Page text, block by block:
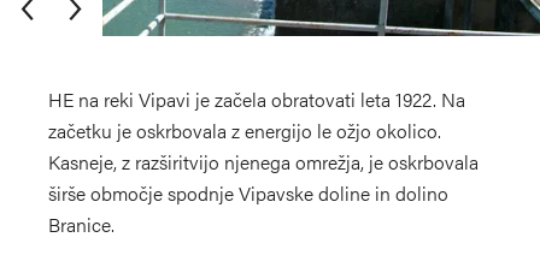
HE na reki Vipavi je začela obratovati leta 1922. Na
začetku je oskrbovala z energijo le ožjo okolico.
Kasneje, z razširitvijo njenega omrežja, je oskrbovala
širše območje spodnje Vipavske doline in dolino
Branice.